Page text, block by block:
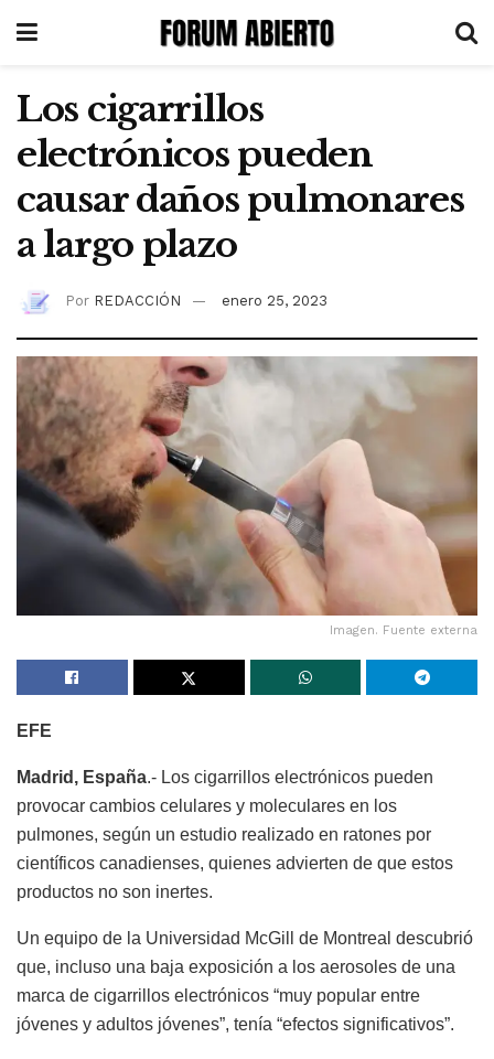
Los cigarrillos
electrónicos pueden
causar daños pulmonares
a largo plazo
Por REDACCIÓN enero 25, 2023
Imagen. Fuente externa
EFE
Madrid, España.- Los cigarrillos electrónicos pueden
provocar cambios celulares y moleculares en los
pulmones, según un estudio realizado en ratones por
científicos canadienses, quienes advierten de que estos
productos no son inertes.
Un equipo de la Universidad McGill de Montreal descubrió
que, incluso una baja exposición a los aerosoles de una
marca de cigarrillos electrónicos “muy popular entre
jóvenes y adultos jóvenes”, tenía “efectos significativos”.